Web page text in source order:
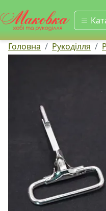
шукати
Головна Рукоділля